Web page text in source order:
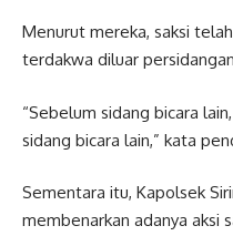
Menurut mereka, saksi
terdakwa diluar
“Sebelum sidang bicara
sidang bicara lain,” kata
Sementara itu, Kapolsek
membenarkan adanya aksi